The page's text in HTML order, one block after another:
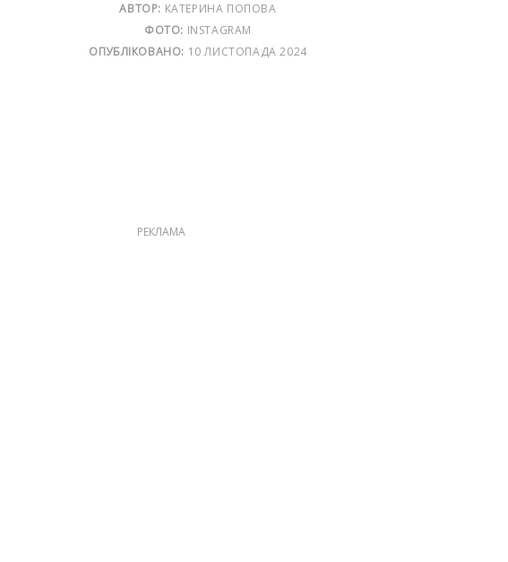
АВТОР: КАТЕРИНА ПОПОВА
ФОТО: INSTAGRAM
ОПУБЛІКОВАНО: 10 ЛИСТОПАДА 2024